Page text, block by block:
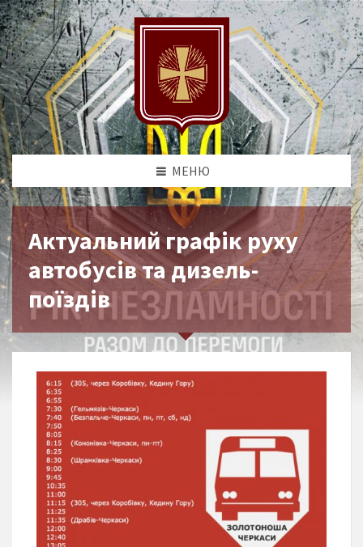
МЕНЮ
Актуальний графік руху
автобусів та дизель-
поїздів